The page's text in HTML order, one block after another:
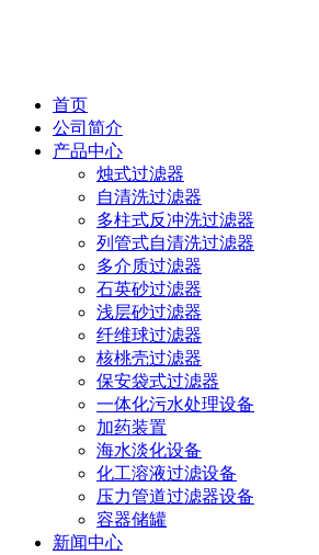
首页
公司简介
产品中心
烛式过滤器
自清洗过滤器
多柱式反冲洗过滤器
列管式自清洗过滤器
多介质过滤器
石英砂过滤器
浅层砂过滤器
纤维球过滤器
核桃壳过滤器
保安袋式过滤器
一体化污水处理设备
加药装置
海水淡化设备
化工溶液过滤设备
压力管道过滤器设备
容器储罐
新闻中心